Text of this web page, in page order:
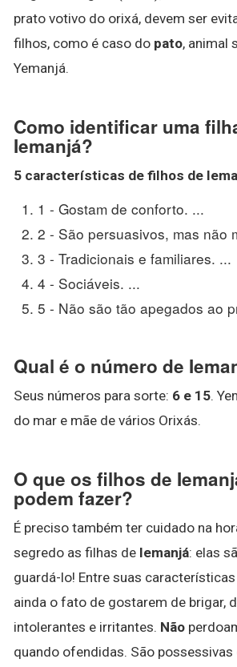
prato votivo do orixá, devem ser
filhos, como é caso do pato, animal
Yemanjá.
Como identificar uma
Iemanjá?
5 características de filhos de
1 - Gostam de conforto. ...
2 - São persuasivos, mas não
3 - Tradicionais e familiares. ...
4 - Sociáveis. ...
5 - Não são tão apegados ao
Qual é o número de
Seus números para sorte: 6 e 15.
do mar e mãe de vários Orixás.
O que os filhos de
podem fazer?
É preciso também ter cuidado na
segredo as filhas de Iemanjá: elas
guardá-lo! Entre suas
ainda o fato de gostarem de brigar,
intolerantes e irritantes. Não
quando ofendidas. São possessivas